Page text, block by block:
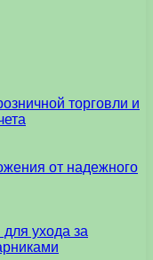
торговли и
от надежного
ухода за